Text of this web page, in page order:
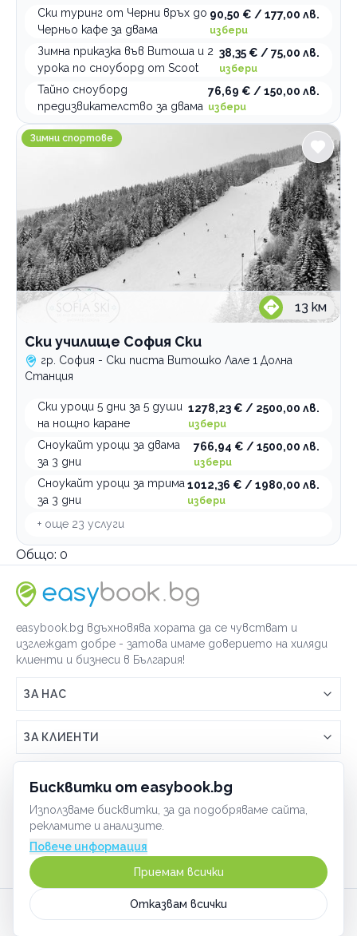
Бисквитки от easybook.bg
Използваме бисквитки, за да подобряваме сайта,
рекламите и анализите.
Повече информация
Отказвам всички
Приемам всички
Ски туринг от Черни връх до
Черньо кафе за двама
90,50 € / 177,00 лв.
избери
Зимна приказка във Витоша и 2
урока по сноуборд от Scoot
38,35 € / 75,00 лв.
избери
Тайно сноуборд
предизвикателство за двама
76,69 € / 150,00 лв.
избери
Ски училище София Ски
Зимни спортове
13 км
Ски училище София Ски
гр. София - Ски писта Витошко Лале 1 Долна
Станция
Ски уроци 5 дни за 5 души
на нощно каране
1278,23 € / 2500,00 лв.
избери
Сноукайт уроци за двама
за 3 дни
766,94 € / 1500,00 лв.
избери
Сноукайт уроци за трима
за 3 дни
1012,36 € / 1980,00 лв.
избери
+ още 23 услуги
Общо: 0
easybook.bg вдъхновява хората да се чувстват и
изглеждат добре - затова имаме доверието на хиляди
клиенти и бизнеси в България!
ЗА НАС
Връзка с easybook.bg
Как работи easybook
Често задавани въпроси
ЗА КЛИЕНТИ
Условия за ползване
GDPR политика
Сигурност
ЗА ТЪРГОВЦИ
Включи бизнеса си
Управлявай ефективно с easybook
ОБЩИ
Бисквитки
Начин на плащане
Карта на сайта